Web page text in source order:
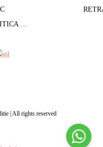
POLITICA DE COOKIES
| All rights reserved